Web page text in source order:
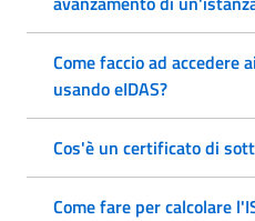
Come faccio ad accedere
usando eIDAS?
Cos'è un certificato di
Come fare per calcolare